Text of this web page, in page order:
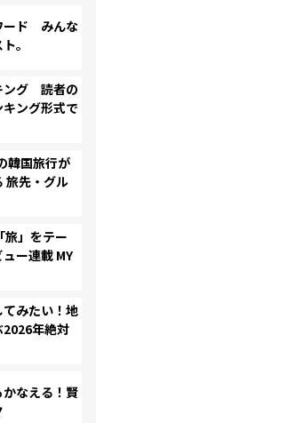
ード みんな
。
ング 読者の
ング形式で
国旅行が
旅先・グル
旅」をテー
ー連載 MY
みたい！地
年絶対
なえる！賢